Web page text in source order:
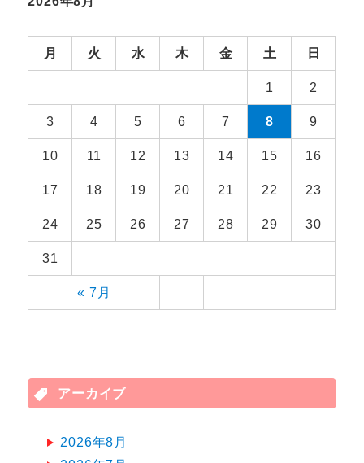
月 火 水 木 金 土 日
« 7月
1 2
3 4 5 6 7 8 9
10 11 12 13 14 15 16
17 18 19 20 21 22 23
24 25 26 27 28 29 30
31
アーカイブ
2026年8月